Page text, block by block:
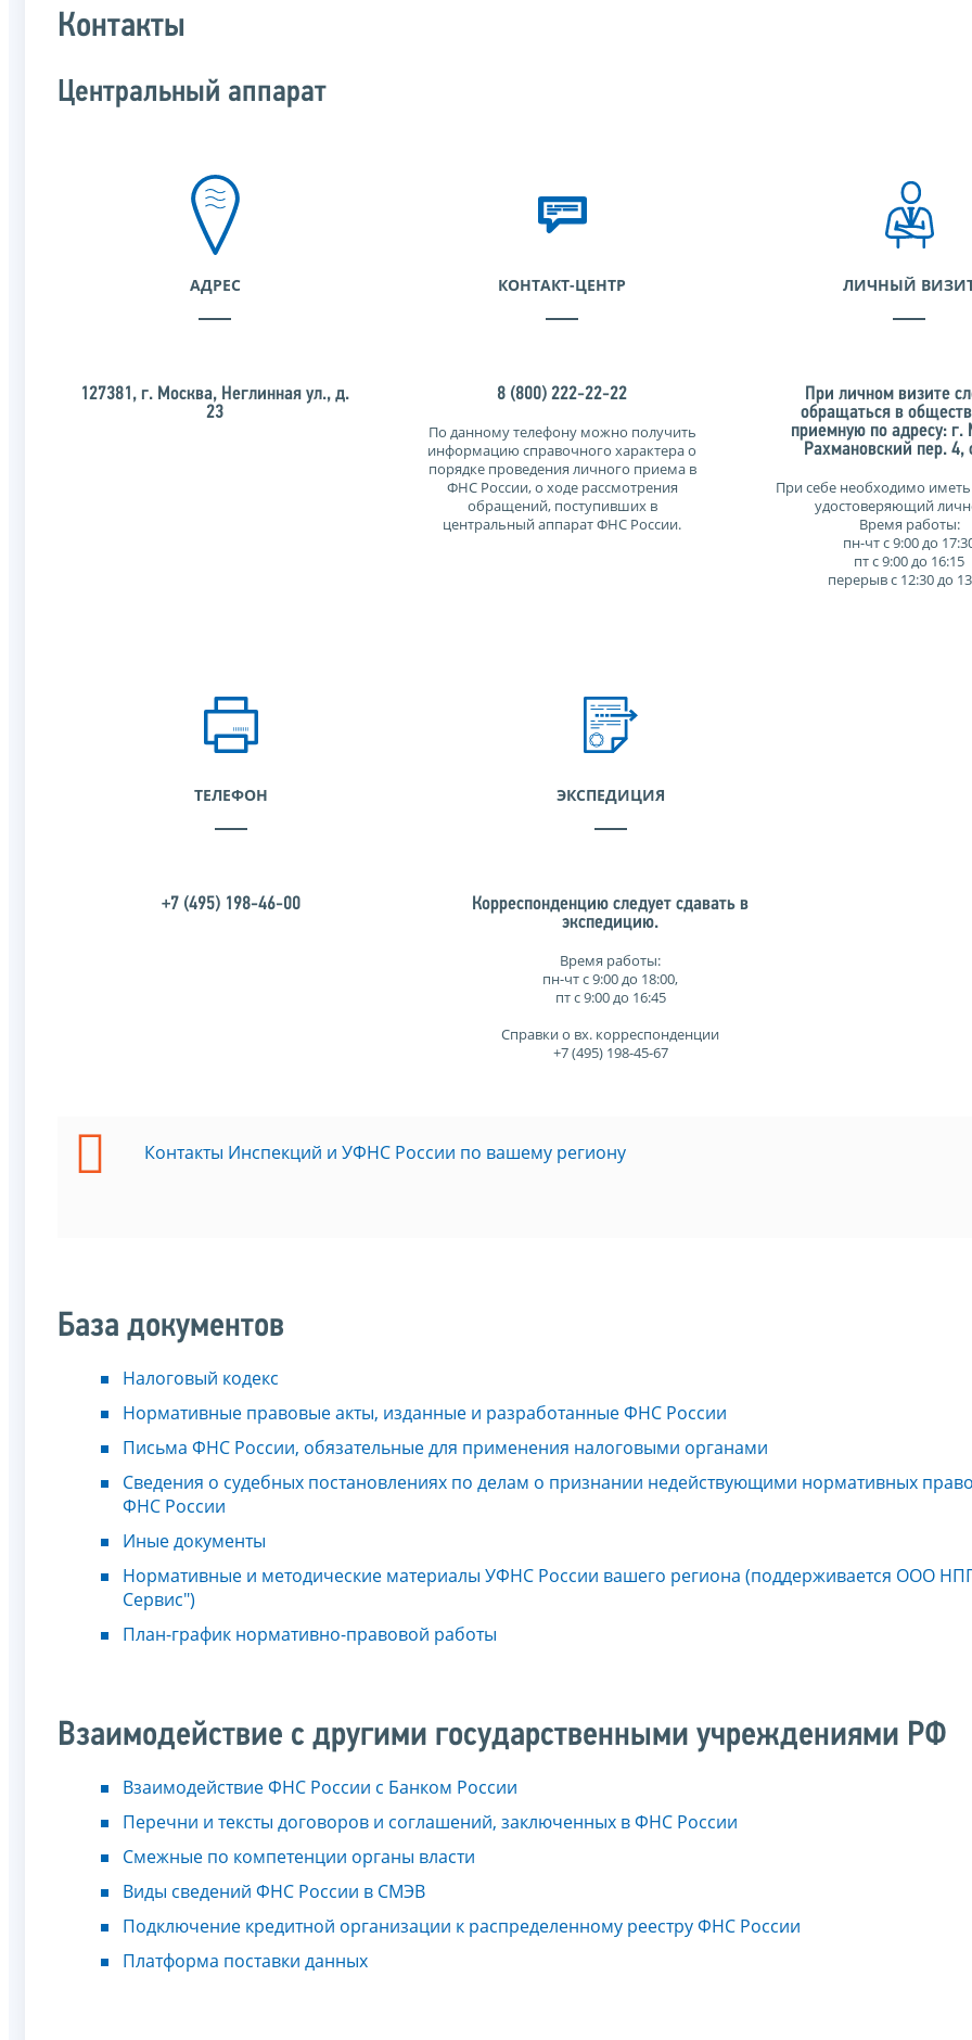
Контакты
Центральный аппарат
АДРЕС
127381, г. Москва, Неглинная ул., д.
23
КОНТАКТ-ЦЕНТР
8 (800) 222-22-22
По данному телефону можно получить
информацию справочного характера о
порядке проведения личного приема в
ФНС России, о ходе рассмотрения
обращений, поступивших в
центральный аппарат ФНС России.
ЛИЧНЫЙ
При личном визите
обращаться в
приемную по адресу: г.
Рахмановский пер. 4,
При себе необходимо
удостоверяющий
Время работы:
пн-чт с 9:00 до
пт с 9:00 до 16:15
перерыв с 12:30 до
ТЕЛЕФОН
+7 (495) 198-46-00
ЭКСПЕДИЦИЯ
Корреспонденцию следует сдавать в
экспедицию.
Время работы:
пн-чт с 9:00 до 18:00,
пт с 9:00 до 16:45
Справки о вх. корреспонденции
+7 (495) 198-45-67
Контакты Инспекций и УФНС России по вашему региону
База документов
Налоговый кодекс
Нормативные правовые акты, изданные и разработанные ФНС России
Письма ФНС России, обязательные для применения налоговыми органами
Сведения о судебных постановлениях по делам о признании недействующими нормативных
ФНС России
Иные документы
Нормативные и методические материалы УФНС России вашего региона (поддерживается ООО
Сервис")
План-график нормативно-правовой работы
Взаимодействие с другими государственными учреждениями РФ
Взаимодействие ФНС России с Банком России
Перечни и тексты договоров и соглашений, заключенных в ФНС России
Смежные по компетенции органы власти
Виды сведений ФНС России в СМЭВ
Подключение кредитной организации к распределенному реестру ФНС России
Платформа поставки данных